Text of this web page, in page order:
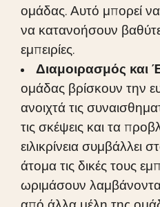
ομάδας. Αυτό μπορεί
να κατανοήσουν
εμπειρίες.
Διαμοιρασμός και
ομάδας βρίσκουν την
ανοιχτά τις
τις σκέψεις και τα
ειλικρίνεια συμβάλλει
άτομα τις δικές τους
ωριμάσουν